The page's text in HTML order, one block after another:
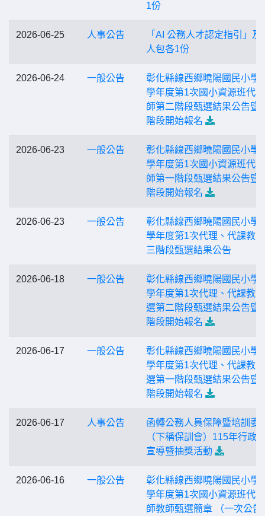
1份
2026-06-25 人事公告
「AI 公務人才認定指引」及
人包各1份
2026-06-24 一般公告
彰化縣線西鄉曉陽國民小學
學年度第1次國小資源班代
師第二階段甄選結果公告暨
階段開始報名
2026-06-23 一般公告
彰化縣線西鄉曉陽國民小學
學年度第1次國小資源班代
師第一階段甄選結果公告暨
階段開始報名
2026-06-23 一般公告
彰化縣線西鄉曉陽國民小學
學年度第1次代理、代課教
三階段甄選結果公告
2026-06-18 一般公告
彰化縣線西鄉曉陽國民小學
學年度第1次代理、代課教
選第二階段甄選結果公告暨
階段開始報名
2026-06-17 一般公告
彰化縣線西鄉曉陽國民小學
學年度第1次代理、代課教
選第一階段甄選結果公告暨
階段開始報名
2026-06-17 人事公告
函轉公務人員保障暨培訓委
（下稱保訓會）115年行政
宣導暨抽獎活動
2026-06-16 一般公告
彰化縣線西鄉曉陽國民小學
學年度第1次國小資源班代
師教師甄選簡章 （一次公告